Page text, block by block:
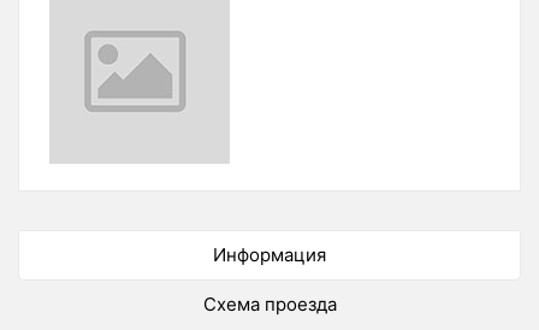
Информация
Схема проезда